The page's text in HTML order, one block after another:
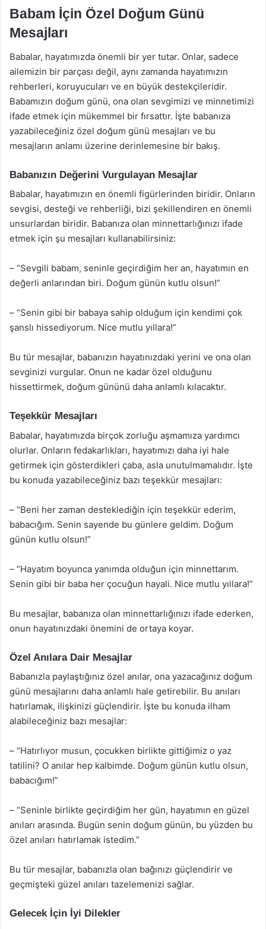
Babam İçin Özel Doğum Günü
Mesajları
Babalar, hayatımızda önemli bir yer tutar. Onlar, sadece
ailemizin bir parçası değil, aynı zamanda hayatımızın
rehberleri, koruyucuları ve en büyük destekçileridir.
Babamızın doğum günü, ona olan sevgimizi ve minnetimizi
ifade etmek için mükemmel bir fırsattır. İşte babanıza
yazabileceğiniz özel doğum günü mesajları ve bu
mesajların anlamı üzerine derinlemesine bir bakış.
Babanızın Değerini Vurgulayan Mesajlar
Babalar, hayatımızın en önemli figürlerinden biridir. Onların
sevgisi, desteği ve rehberliği, bizi şekillendiren en önemli
unsurlardan biridir. Babanıza olan minnettarlığınızı ifade
etmek için şu mesajları kullanabilirsiniz:
– “Sevgili babam, seninle geçirdiğim her an, hayatımın en
değerli anlarından biri. Doğum günün kutlu olsun!”
– “Senin gibi bir babaya sahip olduğum için kendimi çok
şanslı hissediyorum. Nice mutlu yıllara!”
Bu tür mesajlar, babanızın hayatınızdaki yerini ve ona olan
sevginizi vurgular. Onun ne kadar özel olduğunu
hissettirmek, doğum gününü daha anlamlı kılacaktır.
Teşekkür Mesajları
Babalar, hayatımızda birçok zorluğu aşmamıza yardımcı
olurlar. Onların fedakarlıkları, hayatımızı daha iyi hale
getirmek için gösterdikleri çaba, asla unutulmamalıdır. İşte
bu konuda yazabileceğiniz bazı teşekkür mesajları:
– “Beni her zaman desteklediğin için teşekkür ederim,
babacığım. Senin sayende bu günlere geldim. Doğum
günün kutlu olsun!”
– “Hayatım boyunca yanımda olduğun için minnettarım.
Senin gibi bir baba her çocuğun hayali. Nice mutlu yıllara!”
Bu mesajlar, babanıza olan minnettarlığınızı ifade ederken,
onun hayatınızdaki önemini de ortaya koyar.
Özel Anılara Dair Mesajlar
Babanızla paylaştığınız özel anılar, ona yazacağınız doğum
günü mesajlarını daha anlamlı hale getirebilir. Bu anıları
hatırlamak, ilişkinizi güçlendirir. İşte bu konuda ilham
alabileceğiniz bazı mesajlar:
– “Hatırlıyor musun, çocukken birlikte gittiğimiz o yaz
tatilini? O anılar hep kalbimde. Doğum günün kutlu olsun,
babacığım!”
– “Seninle birlikte geçirdiğim her gün, hayatımın en güzel
anıları arasında. Bugün senin doğum günün, bu yüzden bu
özel anıları hatırlamak istedim.”
Bu tür mesajlar, babanızla olan bağınızı güçlendirir ve
geçmişteki güzel anıları tazelemenizi sağlar.
Gelecek İçin İyi Dilekler